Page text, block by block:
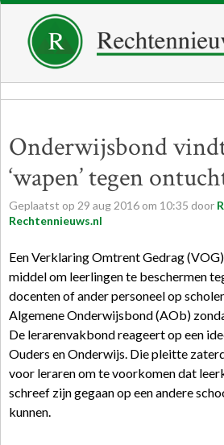
Onderwijsbond
‘wapen’ tegen
Geplaatst op 29 aug 2016 om 10:35 door
Rechtennieuws.nl
Een Verklaring Omtrent Gedrag
middel om leerlingen te beschermen
docenten of ander personeel op
Algemene Onderwijsbond (AOb)
De lerarenvakbond reageert op een
Ouders en Onderwijs. Die pleitte
voor leraren om te voorkomen dat
schreef zijn gegaan op een andere
kunnen.